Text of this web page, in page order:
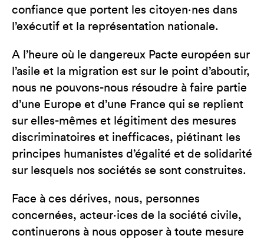
confiance que portent les citoyen·nes dans
l’exécutif et la représentation nationale.
A l’heure où le dangereux Pacte européen sur
l’asile et la migration est sur le point d’aboutir,
nous ne pouvons-nous résoudre à faire partie
d’une Europe et d’une France qui se replient
sur elles-mêmes et légitiment des mesures
discriminatoires et inefficaces, piétinant les
principes humanistes d’égalité et de solidarité
sur lesquels nos sociétés se sont construites.
Face à ces dérives, nous, personnes
concernées, acteur·ices de la société civile,
continuerons à nous opposer à toute mesure